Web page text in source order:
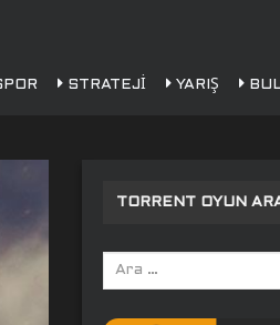
STRATEJI YARIŞ
TORRENT OYUN
Arama
yap: